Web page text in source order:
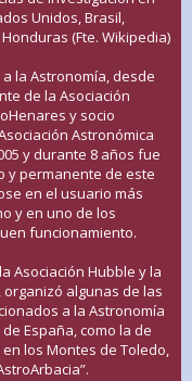
Unidos, Brasil,
(Fte. Wikipedia)
la Astronomía, desde
de la Asociación
y socio
Astronómica
y durante 8 años fue
y permanente de este
en el usuario más
y en uno de los
funcionamiento.
Asociación Hubble y la
algunas de las
a la Astronomía
España, como la de
los Montes de Toledo,